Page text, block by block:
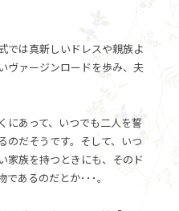
では真新しいドレスや親族よ
ヴァージンロードを歩み、夫
にあって、いつでも二人を誓
のだそうです。そして、いつ
家族を持つときにも、そのド
あるのだとか･･･。